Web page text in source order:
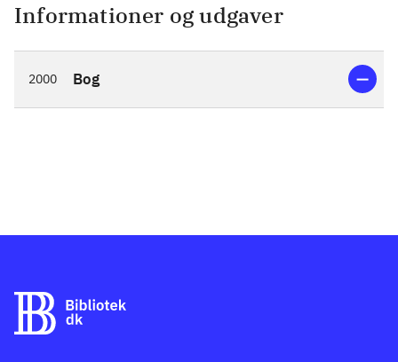
Informationer og udgaver
2000 Bog